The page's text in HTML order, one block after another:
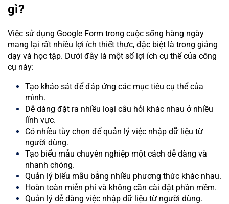
gì?
Việc sử dụng Google Form trong cuộc sống hàng ngày
mang lại rất nhiều lợi ích thiết thực, đặc biệt là trong giảng
dạy và học tập. Dưới đây là một số lợi ích cụ thể của công
cụ này:
Tạo khảo sát để đáp ứng các mục tiêu cụ thể của
mình.
Dễ dàng đặt ra nhiều loại câu hỏi khác nhau ở nhiều
lĩnh vực.
Có nhiều tùy chọn để quản lý việc nhập dữ liệu từ
người dùng.
Tạo biểu mẫu chuyên nghiệp một cách dễ dàng và
nhanh chóng.
Quản lý biểu mẫu bằng nhiều phương thức khác nhau.
Hoàn toàn miễn phí và không cần cài đặt phần mềm.
Quản lý dễ dàng việc nhập dữ liệu từ người dùng.